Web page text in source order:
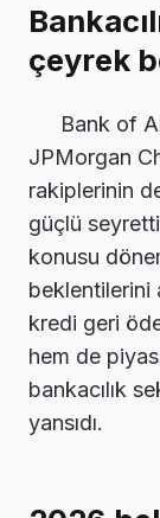
çeyrek
Bank of
JPMorgan
rakiplerinin
güçlü
konusu
beklentilerini
kredi geri
hem de
bankacılık
yansıdı.